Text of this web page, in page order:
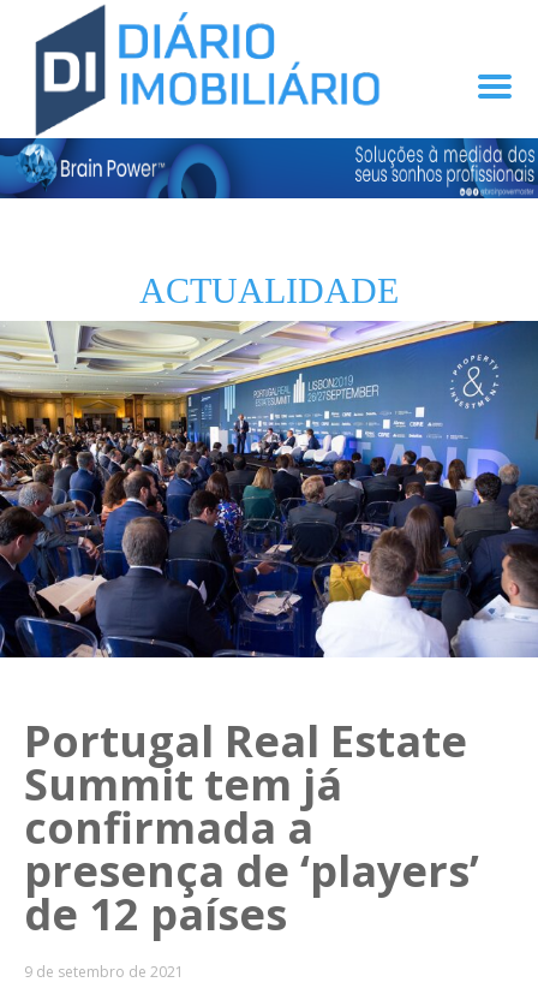
ACTUALIDADE
Portugal Real Estate
Summit tem já
confirmada a
presença de ‘players’
de 12 países
9 de setembro de 2021